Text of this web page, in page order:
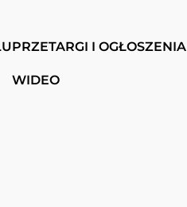
PRZETARGI I OGŁOSZENIA
WIDEO